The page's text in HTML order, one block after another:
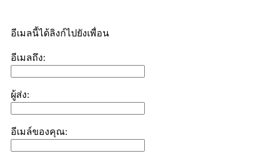
อีเมลนี้ได้ลิงก์ไปยังเพื่อน
อีเมลถึง:
ผู้ส่ง:
อีเมล์ของคุณ: